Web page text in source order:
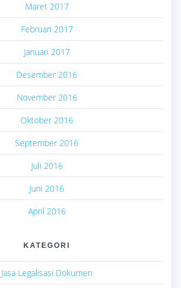
Maret 2017
Februari 2017
Januari 2017
Desember 2016
November 2016
Oktober 2016
September 2016
Juli 2016
Juni 2016
April 2016
KATEGORI
Jasa Legalisasi Dokumen